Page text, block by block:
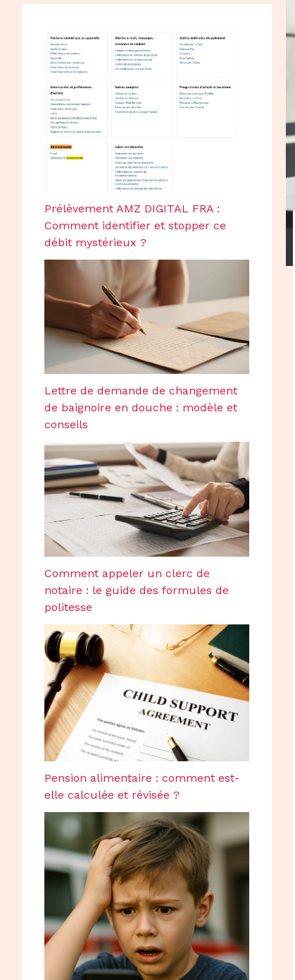
Prélèvement AMZ DIGITAL FRA :
Comment identifier et stopper ce
débit mystérieux ?
Lettre de demande de changement
de baignoire en douche : modèle et
conseils
Comment appeler un clerc de
notaire : le guide des formules de
politesse
Pension alimentaire : comment est-
elle calculée et révisée ?